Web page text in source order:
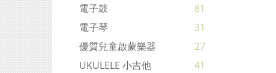
電子鼓
81
電子琴
31
優質兒童啟蒙樂器
27
UKULELE 小吉他
41